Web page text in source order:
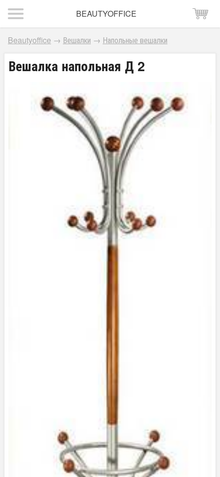
BEAUTYOFFICE
Beautyoffice → Вешалки → Напольные вешалки
Вешалка напольная Д 2